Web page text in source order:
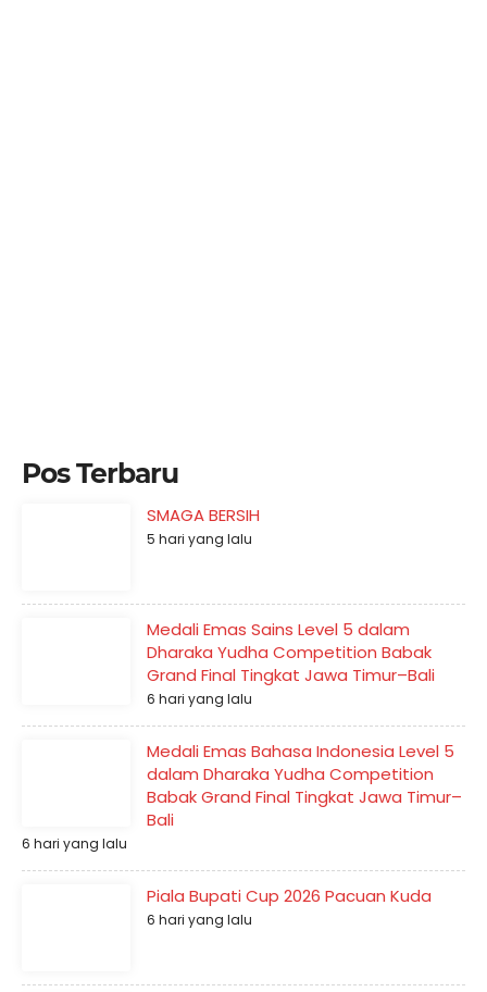
Pos Terbaru
SMAGA BERSIH
5 hari yang lalu
Medali Emas Sains Level 5 dalam
Dharaka Yudha Competition Babak
Grand Final Tingkat Jawa Timur–Bali
6 hari yang lalu
Medali Emas Bahasa Indonesia Level 5
dalam Dharaka Yudha Competition
Babak Grand Final Tingkat Jawa Timur–
Bali
6 hari yang lalu
Piala Bupati Cup 2026 Pacuan Kuda
6 hari yang lalu